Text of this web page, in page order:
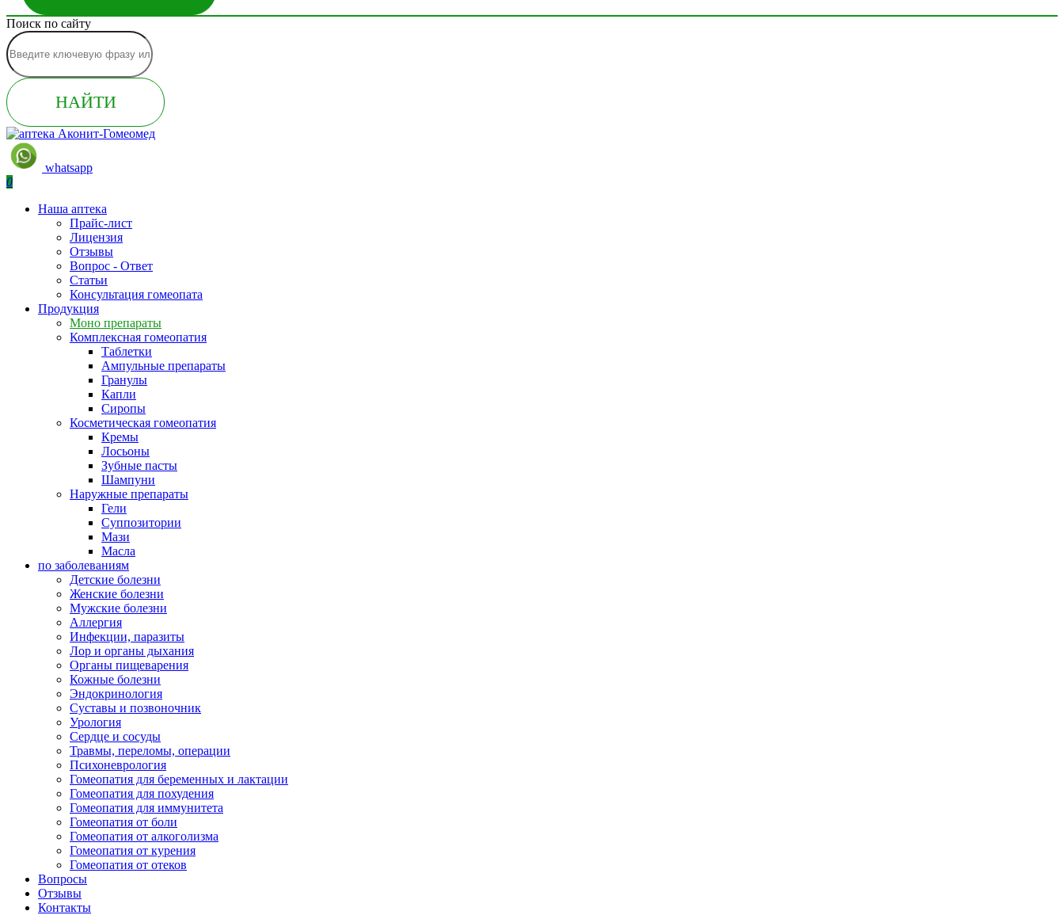
Поиск по сайту
НАЙТИ
whatsapp
0
Наша аптека
Прайс-лист
Лицензия
Отзывы
Вопрос - Ответ
Статьи
Консультация гомеопата
Продукция
Моно препараты
Комплексная гомеопатия
Таблетки
Ампульные препараты
Гранулы
Капли
Сиропы
Косметическая гомеопатия
Кремы
Лосьоны
Зубные пасты
Шампуни
Наружные препараты
Гели
Суппозитории
Мази
Масла
по заболеваниям
Детские болезни
Женские болезни
Мужские болезни
Аллергия
Инфекции, паразиты
Лор и органы дыхания
Органы пищеварения
Кожные болезни
Эндокринология
Суставы и позвоночник
Урология
Сердце и сосуды
Травмы, переломы, операции
Психоневрология
Гомеопатия для беременных и лактации
Гомеопатия для похудения
Гомеопатия для иммунитета
Гомеопатия от боли
Гомеопатия от алкоголизма
Гомеопатия от курения
Гомеопатия от отеков
Вопросы
Отзывы
Контакты